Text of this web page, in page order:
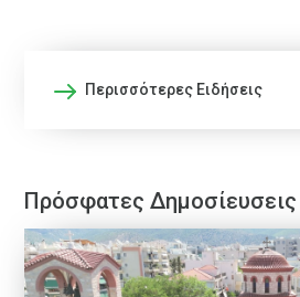
Περισσότερες Ειδήσεις
Πρόσφατες Δημοσίευσεις